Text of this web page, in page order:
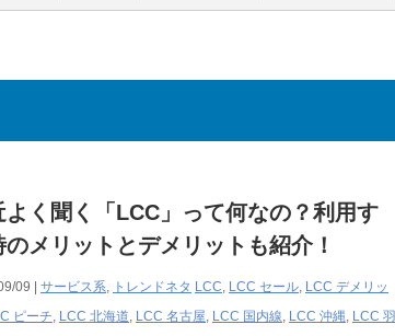
よく聞く「LCC」って何なの？利用す
のメリットとデメリットも紹介！
09 | サービス系, トレンドネタ LCC, LCC セール, LCC デメリッ
ピーチ, LCC 北海道, LCC 名古屋, LCC 国内線, LCC 沖縄, LCC 羽